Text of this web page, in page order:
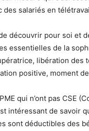
des salariés en
de découvrir pour soi et
essentielles de la
libération des
positive, moment
qui n’ont pas CSE
intéressant de savoir
sont déductibles des